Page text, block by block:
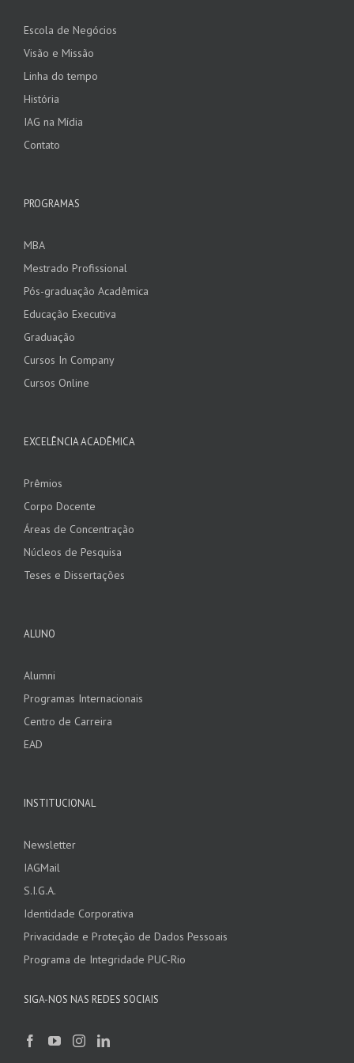
Escola de Negócios
Visão e Missão
Linha do tempo
História
IAG na Mídia
Contato
PROGRAMAS
MBA
Mestrado Profissional
Pós-graduação Acadêmica
Educação Executiva
Graduação
Cursos In Company
Cursos Online
EXCELÊNCIA ACADÊMICA
Prêmios
Corpo Docente
Áreas de Concentração
Núcleos de Pesquisa
Teses e Dissertações
ALUNO
Alumni
Programas Internacionais
Centro de Carreira
EAD
INSTITUCIONAL
Newsletter
IAGMail
S.I.G.A.
Identidade Corporativa
Privacidade e Proteção de Dados Pessoais
Programa de Integridade PUC-Rio
SIGA-NOS NAS REDES SOCIAIS